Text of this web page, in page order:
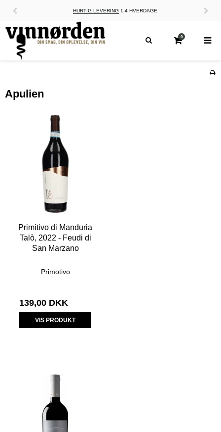
HURTIG LEVERING 1-4 HVERDAGE
0
Apulien
Primitivo di Manduria
Talò, 2022 - Feudi di
San Marzano
Primotivo
139,00 DKK
VIS PRODUKT